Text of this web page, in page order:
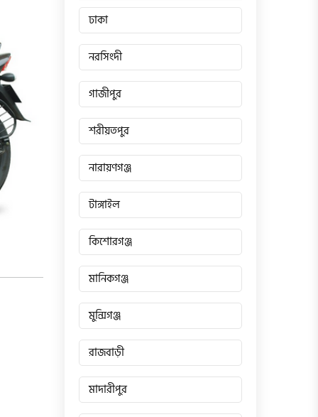
ঢাকা
নরসিংদী
গাজীপুর
শরীয়তপুর
নারায়ণগঞ্জ
টাঙ্গাইল
কিশোরগঞ্জ
মানিকগঞ্জ
মুন্সিগঞ্জ
রাজবাড়ী
মাদারীপুর